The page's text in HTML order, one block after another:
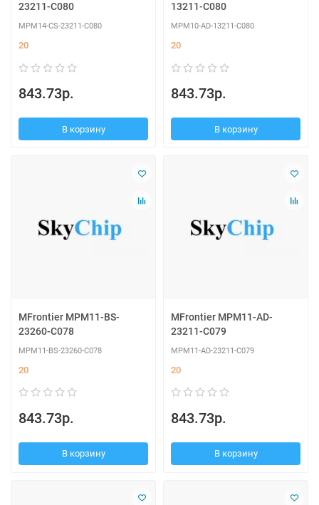
23211-C080
MPM14-CS-23211-C080
20
843.73р.
В корзину
13211-C080
MPM10-AD-13211-C080
20
843.73р.
В корзину
MFrontier MPM11-BS-
23260-C078
MPM11-BS-23260-C078
20
843.73р.
В корзину
MFrontier MPM11-AD-
23211-C079
MPM11-AD-23211-C079
20
843.73р.
В корзину